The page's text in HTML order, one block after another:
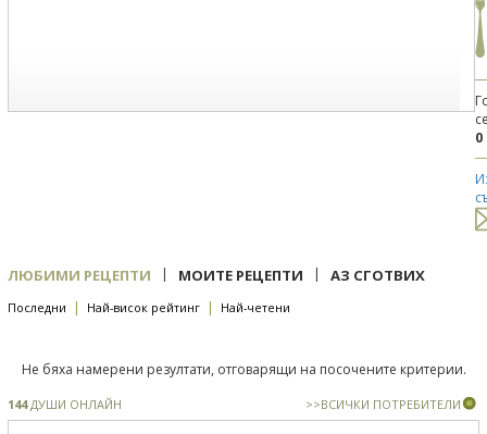
0
ЛЮБИМИ РЕЦЕПТИ | МОИТЕ РЕЦЕПТИ | АЗ СГОТВИХ
Последни | Най-висок рейтинг | Най-четени
Не бяха намерени резултати, отговарящи на посочените критерии.
144ДУШИ ОНЛАЙН >>ВСИЧКИ ПОТРЕБИТЕЛИ